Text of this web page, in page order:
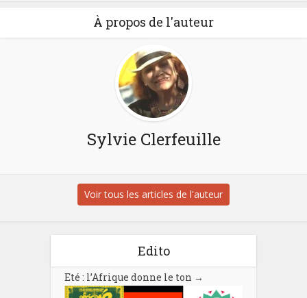
À propos de l'auteur
Sylvie Clerfeuille
Voir tous les articles de l'auteur
Edito
Eté : l’Afrique donne le ton →